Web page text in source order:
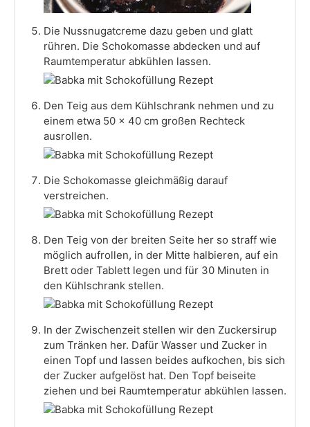
Die Nussnugatcreme dazu geben und glatt
rühren. Die Schokomasse abdecken und auf
Raumtemperatur abkühlen lassen.
Den Teig aus dem Kühlschrank nehmen und zu
einem etwa 50 x 40 cm großen Rechteck
ausrollen.
Die Schokomasse gleichmäßig darauf
verstreichen.
Den Teig von der breiten Seite her so straff wie
möglich aufrollen, in der Mitte halbieren, auf ein
Brett oder Tablett legen und für 30 Minuten in
den Kühlschrank stellen.
In der Zwischenzeit stellen wir den Zuckersirup
zum Tränken her. Dafür Wasser und Zucker in
einen Topf und lassen beides aufkochen, bis sich
der Zucker aufgelöst hat. Den Topf beiseite
ziehen und bei Raumtemperatur abkühlen lassen.